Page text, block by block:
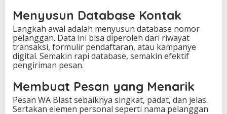
Menyusun Database Kontak
Langkah awal adalah menyusun database nomor
pelanggan. Data ini bisa diperoleh dari riwayat
transaksi, formulir pendaftaran, atau kampanye
digital. Semakin rapi database, semakin efektif
pengiriman pesan.
Membuat Pesan yang Menarik
Pesan WA Blast sebaiknya singkat, padat, dan jelas.
Sertakan elemen personal seperti nama pelanggan